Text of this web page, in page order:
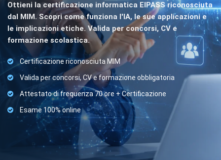
Ottieni la certificazione informatica EIPASS riconosciuta
dal MIM. Scopri come funziona l'IA, le sue applicazioni e
le implicazioni etiche. Valida per concorsi, CV e
formazione scolastica.
Certificazione riconosciuta MIM
Valida per concorsi, CV e formazione obbligatoria
Attestato di frequenza 70 ore + Certificazione
Esame 100% online